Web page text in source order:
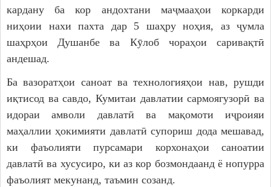
кардану ба кор андохтани маҷмааҳои коркарди
ниҳоии нахи пахта дар 5 шаҳру ноҳия, аз ҷумла
шаҳрҳои Душанбе ва Кӯлоб чораҳои саривақтӣ
андешад.
Ба вазоратҳои саноат ва технологияҳои нав, рушди
иқтисод ва савдо, Кумитаи давлатии сармоягузорӣ ва
идораи амволи давлатӣ ва мақомоти иҷроияи
маҳаллии ҳокимияти давлатӣ супориш дода мешавад,
ки фаъолияти пурсамари корхонаҳои саноатии
давлатӣ ва хусусиро, ки аз кор бозмондаанд ё нопурра
фаъолият мекунанд, таъмин созанд.